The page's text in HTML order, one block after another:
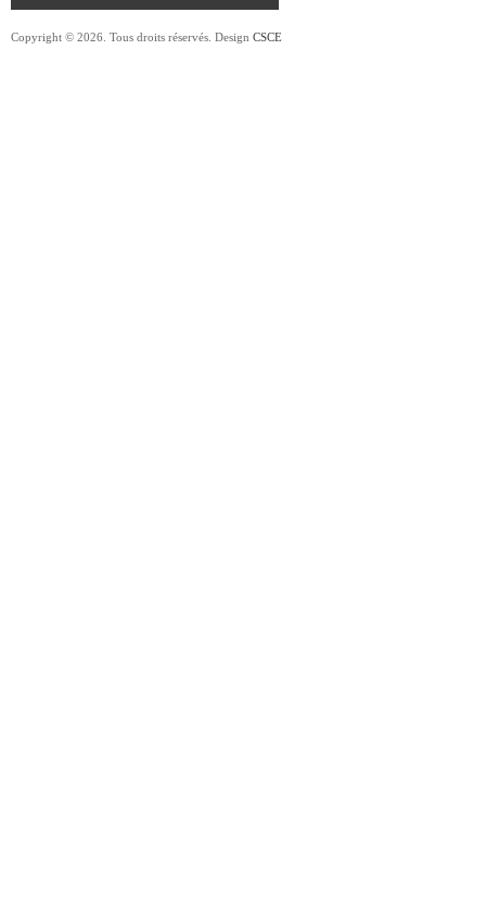
Copyright © 2026. Tous droits réservés. Design CSCE